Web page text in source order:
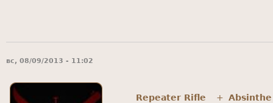
вс, 08/09/2013 - 11:02
Repeater Rifle + Absinthe